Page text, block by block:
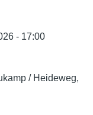
- 17:00
/ Heideweg,